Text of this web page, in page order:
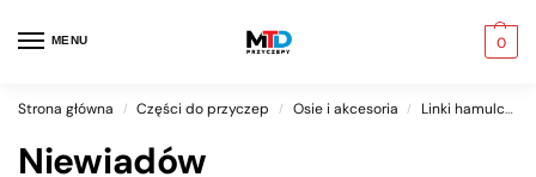
MENU 0
Strona główna / Części do przyczep / Osie i akcesoria / Linki hamulcowe
Niewiadów